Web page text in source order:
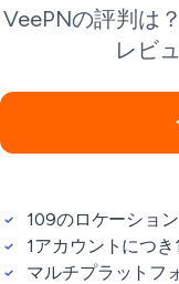
VeePNの評判は
レビ
109のロケーショ
1アカウントにつ
マルチプラットフ